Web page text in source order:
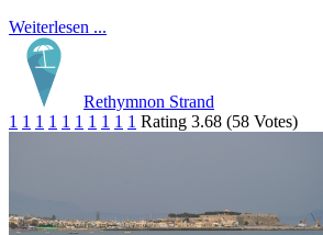
Weiterlesen ...
Rethymnon Strand
1 1 1 1 1 1 1 1 1 1 Rating 3.68 (58 Votes)